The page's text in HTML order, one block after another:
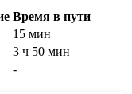
Время в пути
15 мин
3 ч 50 мин
-